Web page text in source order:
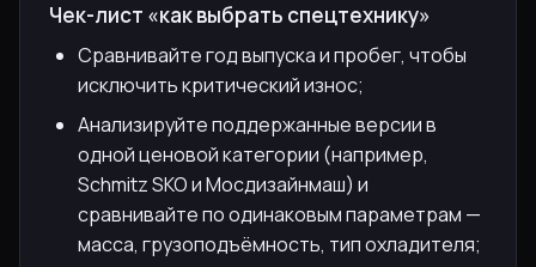
Чек-лист «как выбрать спецтехнику»
Сравнивайте год выпуска и пробег, чтобы
исключить критический износ;
Анализируйте поддержанные версии в
одной ценовой категории (например,
Schmitz SKO и Мосдизайнмаш) и
сравнивайте по одинаковым параметрам —
масса, грузоподъёмность, тип охладителя;